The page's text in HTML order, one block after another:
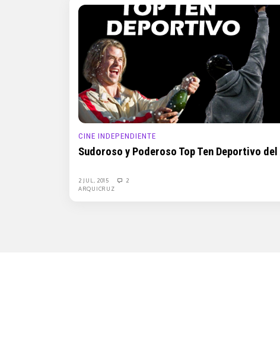
CINE INDEPENDIENTE
Sudoroso y Poderoso Top Ten Deportivo
2 JUL, 2015
2
ARQUICRUZ